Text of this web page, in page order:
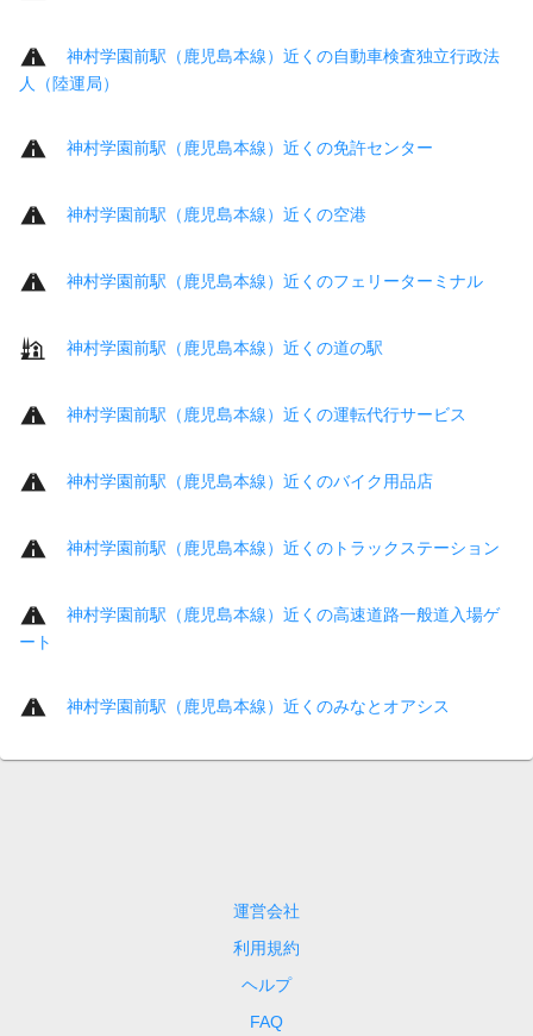
神村学園前駅（鹿児島本線）近くの自動車検査独立行政法
人（陸運局）
神村学園前駅（鹿児島本線）近くの免許センター
神村学園前駅（鹿児島本線）近くの空港
神村学園前駅（鹿児島本線）近くのフェリーターミナル
神村学園前駅（鹿児島本線）近くの道の駅
神村学園前駅（鹿児島本線）近くの運転代行サービス
神村学園前駅（鹿児島本線）近くのバイク用品店
神村学園前駅（鹿児島本線）近くのトラックステーション
神村学園前駅（鹿児島本線）近くの高速道路一般道入場ゲ
ート
神村学園前駅（鹿児島本線）近くのみなとオアシス
運営会社
利用規約
ヘルプ
FAQ